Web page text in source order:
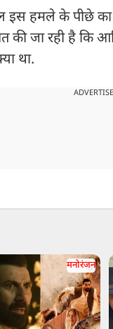
इस हमले के पीछे
की जा रही है कि
था.
मनोरंजन